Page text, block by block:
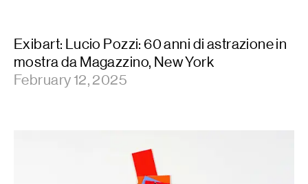
Exibart: Lucio Pozzi: 60 anni di astrazione in
mostra da Magazzino, New York
February 12, 2025